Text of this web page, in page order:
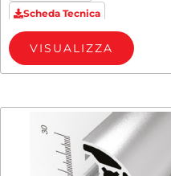
Scheda Tecnica
VISUALIZZA